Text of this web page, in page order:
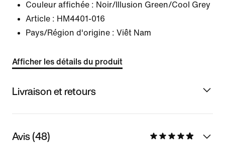
Couleur affichée : Noir/Illusion Green/Cool Grey
Article : HM4401-016
Pays/Région d'origine : Viêt Nam
Afficher les détails du produit
Livraison et retours
Avis (48)